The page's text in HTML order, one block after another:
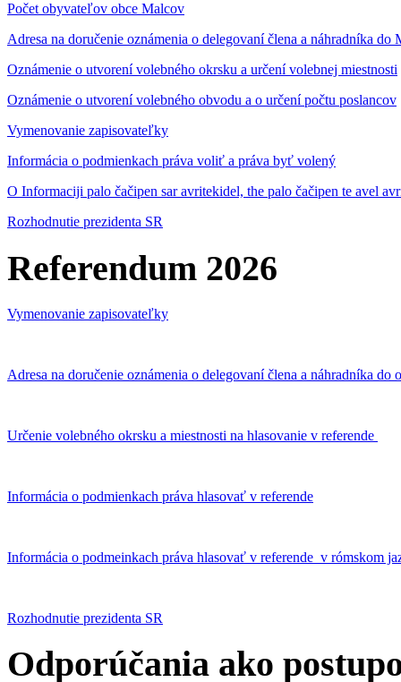
Počet obyvateľov obce Malcov
Adresa na doručenie oznámenia o delegovaní člena a náhradníka
Oznámenie o utvorení volebného okrsku a určení volebnej miestnosti
Oznámenie o utvorení volebného obvodu a o určení počtu poslancov
Vymenovanie zapisovateľky
Informácia o podmienkach práva voliť a práva byť volený
O Informaciji palo čačipen sar avritekidel, the palo čačipen te avel
Rozhodnutie prezidenta SR
Referendum 2026
Vymenovanie zapisovateľky
Adresa na doručenie oznámenia o delegovaní člena a náhradníka
Určenie volebného okrsku a miestnosti na hlasovanie v referende
Informácia o podmienkach práva hlasovať v referende
Informácia o podmeinkach práva hlasovať v referende v rómskom
Rozhodnutie prezidenta SR
Odporúčania ako